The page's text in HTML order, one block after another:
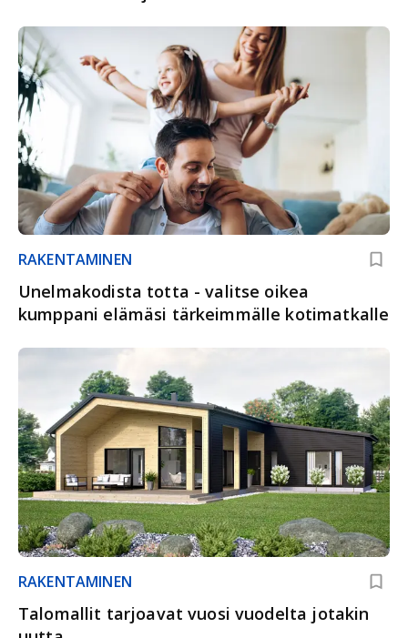
RAKENTAMINEN
Unelmakodista totta - valitse oikea
kumppani elämäsi tärkeimmälle kotimatkalle
RAKENTAMINEN
Talomallit tarjoavat vuosi vuodelta jotakin